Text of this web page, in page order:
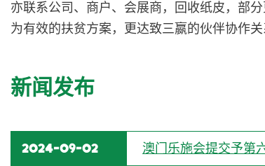
亦联系公司、商户、会展商，回收纸皮，部
为有效的扶贫方案，更达致三嬴的伙伴协作
新闻发布
2024-09-02 澳门乐施会提交予第